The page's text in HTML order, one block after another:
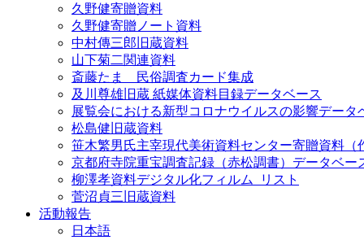
久野健寄贈資料
久野健寄贈ノート資料
中村傳三郎旧蔵資料
山下菊二関連資料
斎藤たま 民俗調査カード集成
及川尊雄旧蔵 紙媒体資料目録データベース
展覧会における新型コロナウイルスの影響データ
松島健旧蔵資料
笹木繁男氏主宰現代美術資料センター寄贈資料（
京都府寺院重宝調査記録（赤松調書）データベー
柳澤孝資料デジタル化フィルム_リスト
菅沼貞三旧蔵資料
活動報告
日本語